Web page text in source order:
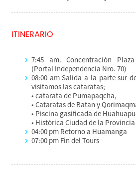
ITINERARIO
7:45 am. Concentración Plaza
(Portal Independencia Nro. 70)
08:00 am Salida a la parte sur
visitamos las cataratas;
• catarata de Pumapaqcha,
• Cataratas de Batan y
• Piscina gasificada de
• Histórica Ciudad de la
04:00 pm Retorno a Huamanga
07:00 pm Fin del Tours